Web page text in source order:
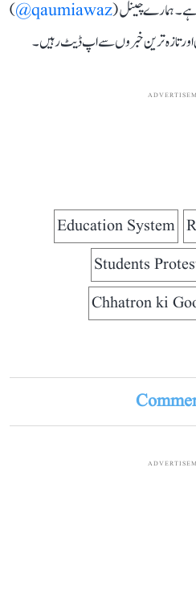
ہے۔ ہمارے چینل (qaumiawaz@
)
تازہ ترین خبروں سے اپ ڈیٹ رہیں۔
Education System
Students
Chhatron ki